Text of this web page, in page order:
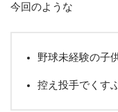
今回のような
野球未経験の子
控え投手でくす